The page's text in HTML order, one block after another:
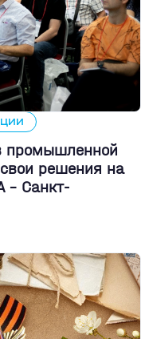
промышленной
решения на
– Санкт-